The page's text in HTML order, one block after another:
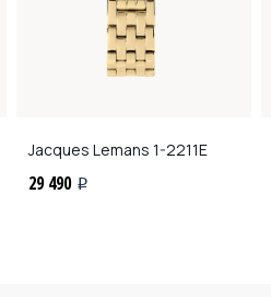
Jacques Lemans 1-2211E
29 490 i